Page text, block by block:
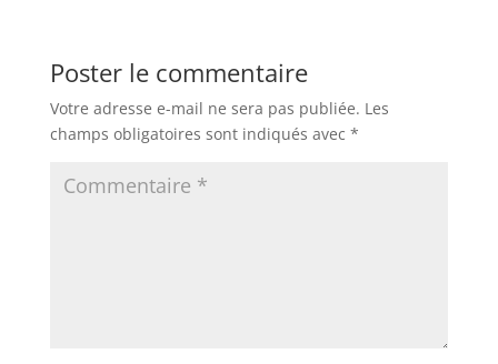
Poster le commentaire
Votre adresse e-mail ne sera pas publiée. Les
champs obligatoires sont indiqués avec *